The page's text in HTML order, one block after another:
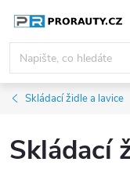
obsah
Skládací židle a lavice
Skládací